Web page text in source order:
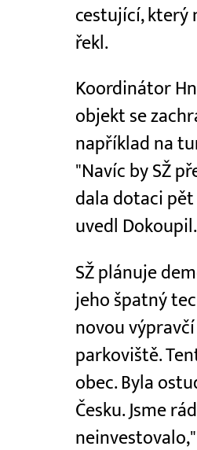
cestující, který
řekl.
Koordinátor
objekt se
například na
"Navíc by SŽ
dala dotaci
uvedl Dokoupil.
SŽ plánuje
jeho špatný
novou
parkoviště.
obec. Byla
Česku. Jsme